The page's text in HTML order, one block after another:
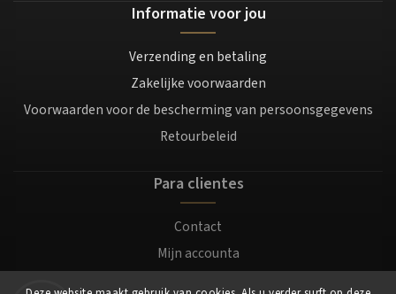
Informatie voor jou
Verzending en betaling
Zakelijke voorwaarden
Voorwaarden voor de bescherming van persoonsgegevens
Retourbeleid
Para clientes
Contact
Mijn accounta